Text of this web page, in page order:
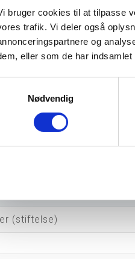
bruger cookies til at tilpasse
trafik. Vi deler også
og
eller som de har
Nødvendig
2016
60
80
(stiftelse)